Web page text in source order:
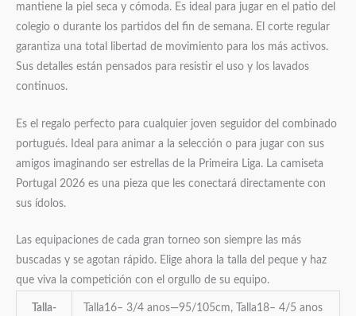
mantiene la piel seca y cómoda. Es ideal para jugar en el patio del
colegio o durante los partidos del fin de semana. El corte regular
garantiza una total libertad de movimiento para los más activos.
Sus detalles están pensados para resistir el uso y los lavados
continuos.
Es el regalo perfecto para cualquier joven seguidor del combinado
portugués. Ideal para animar a la selección o para jugar con sus
amigos imaginando ser estrellas de la Primeira Liga. La camiseta
Portugal 2026 es una pieza que les conectará directamente con
sus ídolos.
Las equipaciones de cada gran torneo son siempre las más
buscadas y se agotan rápido. Elige ahora la talla del peque y haz
que viva la competición con el orgullo de su equipo.
Talla-
Talla16– 3/4 anos—95/105cm, Talla18– 4/5 anos